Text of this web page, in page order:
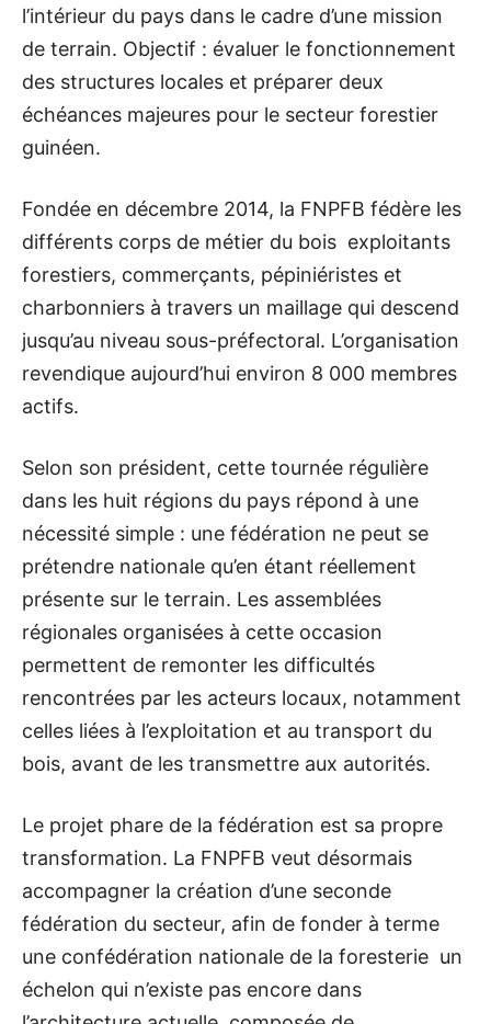
l’intérieur du pays dans le cadre d’une mission
de terrain. Objectif : évaluer le fonctionnement
des structures locales et préparer deux
échéances majeures pour le secteur forestier
guinéen.
Fondée en décembre 2014, la FNPFB fédère les
différents corps de métier du bois exploitants
forestiers, commerçants, pépiniéristes et
charbonniers à travers un maillage qui descend
jusqu’au niveau sous-préfectoral. L’organisation
revendique aujourd’hui environ 8 000 membres
actifs.
Selon son président, cette tournée régulière
dans les huit régions du pays répond à une
nécessité simple : une fédération ne peut se
prétendre nationale qu’en étant réellement
présente sur le terrain. Les assemblées
régionales organisées à cette occasion
permettent de remonter les difficultés
rencontrées par les acteurs locaux, notamment
celles liées à l’exploitation et au transport du
bois, avant de les transmettre aux autorités.
Le projet phare de la fédération est sa propre
transformation. La FNPFB veut désormais
accompagner la création d’une seconde
fédération du secteur, afin de fonder à terme
une confédération nationale de la foresterie un
échelon qui n’existe pas encore dans